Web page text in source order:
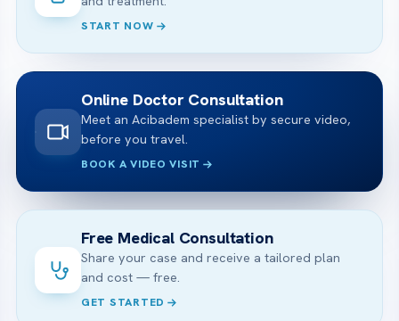
START NOW
Online Doctor Consultation
Meet an Acibadem specialist by secure video,
before you travel.
BOOK A VIDEO VISIT
Free Medical Consultation
Share your case and receive a tailored plan
and cost — free.
GET STARTED